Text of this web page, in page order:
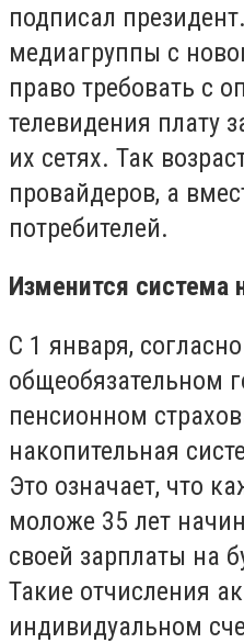
подписал
медиагруппы с
право требовать с
телевидения плату
их сетях. Так
провайдеров, а
потребителей.
Изменится система
С 1 января,
общеобязательном
пенсионном
накопительная
Это означает, что
моложе 35 лет
своей зарплаты на
Такие отчисления
индивидуальном